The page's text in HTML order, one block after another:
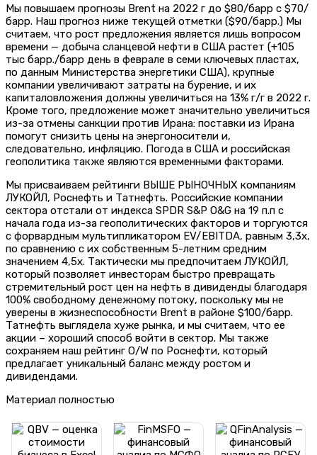
Мы повышаем прогнозы Brent на 2022 г до $80/барр с $70/
барр. Наш прогноз ниже текущей отметки ($90/барр.) Мы
считаем, что рост предложения является лишь вопросом
времени — добыча сланцевой нефти в США растет (+105
тыс барр./барр день в феврале в семи ключевых пластах,
по данным Министерства энергетики США), крупные
компании увеличивают затраты на бурение, и их
капиталовложения должны увеличиться на 13% г/г в 2022 г.
Кроме того, предложение может значительно увеличиться
из-за отмены санкции против Ирана: поставки из Ирана
помогут снизить цены на энергоносители и,
следовательно, инфляцию. Погода в США и российская
геополитика также являются временными факторами.
Мы присваиваем рейтинги ВЫШЕ РЫНОЧНЫХ компаниям
ЛУКОЙЛ, Роснефть и Татнефть. Российские компании
сектора отстали от индекса SPDR S&P O&G на 19 п.п с
начала года из-за геополитических факторов и торгуются
с форвардным мультипликатором EV/EBITDA, равным 3,3x,
по сравнению с их собственным 5-летним средним
значением 4,5x. Тактически мы предпочитаем ЛУКОЙЛ,
который позволяет инвесторам быстро превращать
стремительный рост цен на нефть в дивиденды благодаря
100% свободному денежному потоку, поскольку мы не
уверены в жизнеспособности Brent в районе $100/барр.
Татнефть выглядела хуже рынка, и мы считаем, что ее
акции – хороший способ войти в сектор. Мы также
сохраняем наш рейтинг O/W по Роснефти, который
предлагает уникальный баланс между ростом и
дивидендами.
Материал полностью